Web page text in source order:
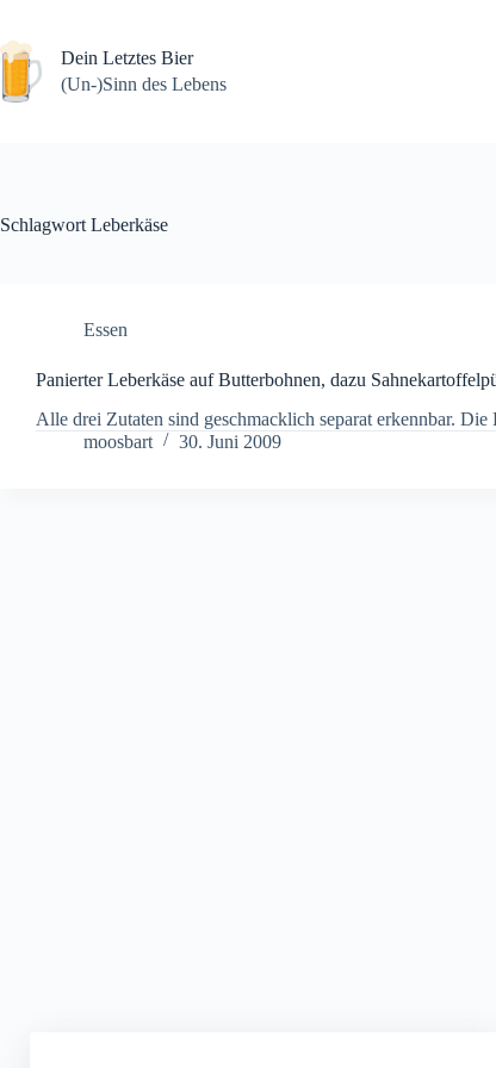
springenDein Letztes Bier
(Un-)Sinn des Lebens
Schlagwort Leberkäse
Essen
Panierter Leberkäse auf Butterbohnen, dazu
Alle drei Zutaten sind geschmacklich separat erkennbar.
moosbart
30. Juni 2009